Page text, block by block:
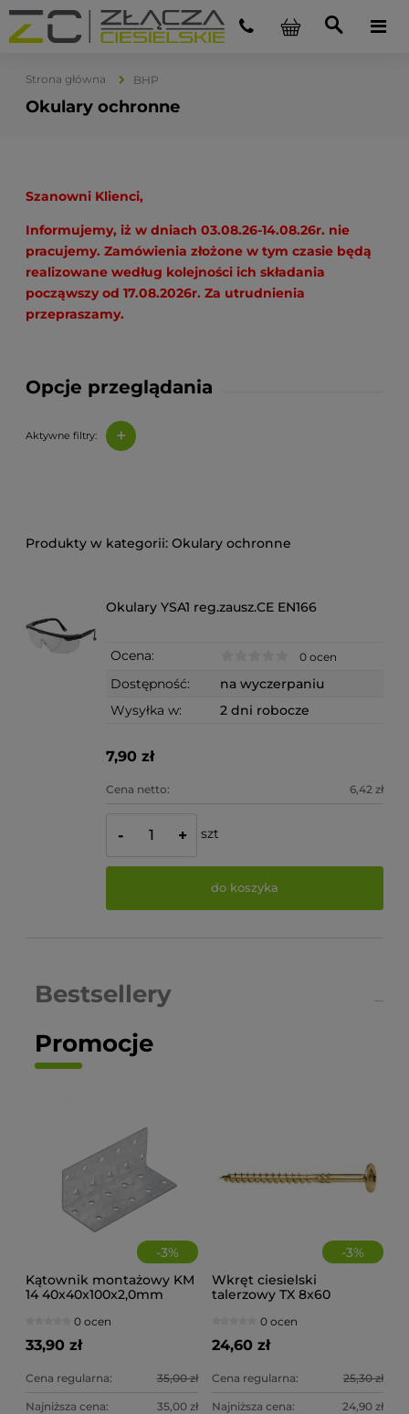
Strona główna BHP
Okulary ochronne
Szanowni Klienci,
Informujemy, iż w dniach 03.08.26-14.08.26r. nie
pracujemy. Zamówienia złożone w tym czasie będą
realizowane według kolejności ich składania
począwszy od 17.08.2026r. Za utrudnienia
przepraszamy.
Opcje przeglądania
Aktywne filtry: +
Okulary ochronne
Okulary YSA1 reg.zausz.CE EN166
Ocena: 0 ocen
Dostępność:
na wyczerpaniu
Wysyłka w:
2 dni robocze
7,90 zł
Cena netto: 6,42 zł
- + szt
do koszyka
Promocje
Bestsellery
-3%
Kątownik montażowy KM
14 40x40x100x2,0mm
0 ocen
33,90 zł
Cena regularna: 35,00 zł
Najniższa cena: 35,00 zł
-3%
Wkręt ciesielski
talerzowy TX 8x60
0 ocen
24,60 zł
Cena regularna: 25,30 zł
Najniższa cena: 24,90 zł